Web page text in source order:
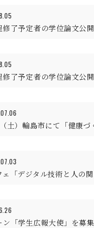
了予定者の学位論文公
了予定者の学位論文公
土）輪島市にて「健康
「デジタル技術と人の
「学生広報大使」を募集